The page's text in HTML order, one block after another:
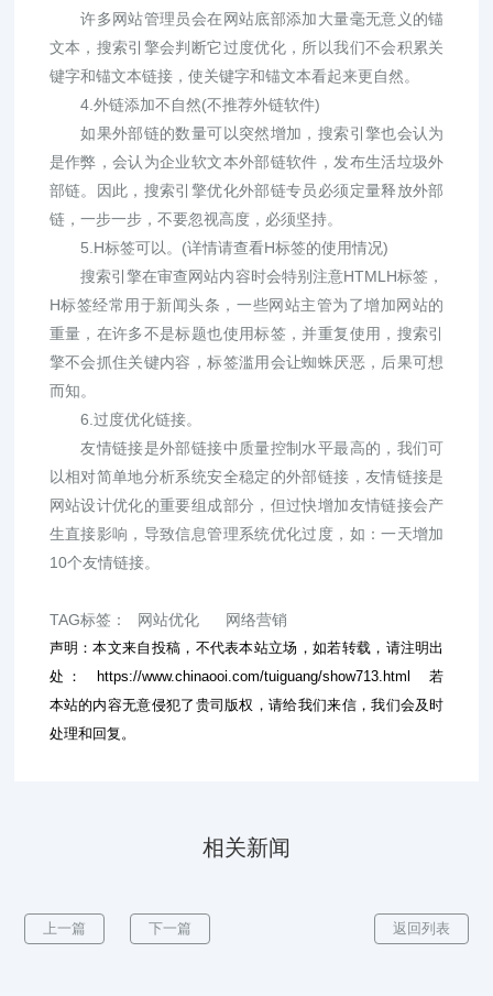
许多网站管理员会在网站底部添加大量毫无意义的锚
文本，搜索引擎会判断它过度优化，所以我们不会积累关
键字和锚文本链接，使关键字和锚文本看起来更自然。
4.外链添加不自然(不推荐外链软件)
如果外部链的数量可以突然增加，搜索引擎也会认为
是作弊，会认为企业软文本外部链软件，发布生活垃圾外
部链。因此，搜索引擎优化外部链专员必须定量释放外部
链，一步一步，不要忽视高度，必须坚持。
5.H标签可以。(详情请查看H标签的使用情况)
搜索引擎在审查网站内容时会特别注意HTMLH标签，
H标签经常用于新闻头条，一些网站主管为了增加网站的
重量，在许多不是标题也使用标签，并重复使用，搜索引
擎不会抓住关键内容，标签滥用会让蜘蛛厌恶，后果可想
而知。
6.过度优化链接。
友情链接是外部链接中质量控制水平最高的，我们可
以相对简单地分析系统安全稳定的外部链接，友情链接是
网站设计优化的重要组成部分，但过快增加友情链接会产
生直接影响，导致信息管理系统优化过度，如：一天增加
10个友情链接。
TAG标签： 网站优化 网络营销
声明：本文来自投稿，不代表本站立场，如若转载，请注明出
处：
https://www.chinaooi.com/tuiguang/show713.html
若
本站的内容无意侵犯了贵司版权，请给我们来信，我们会及时
处理和回复。
相关新闻
上一篇 下一篇 返回列表